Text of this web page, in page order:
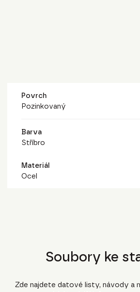
Povrch
Pozinkovaný
Barva
Stříbro
Materiál
Ocel
Soubory ke
Zde najdete datové listy, návody a